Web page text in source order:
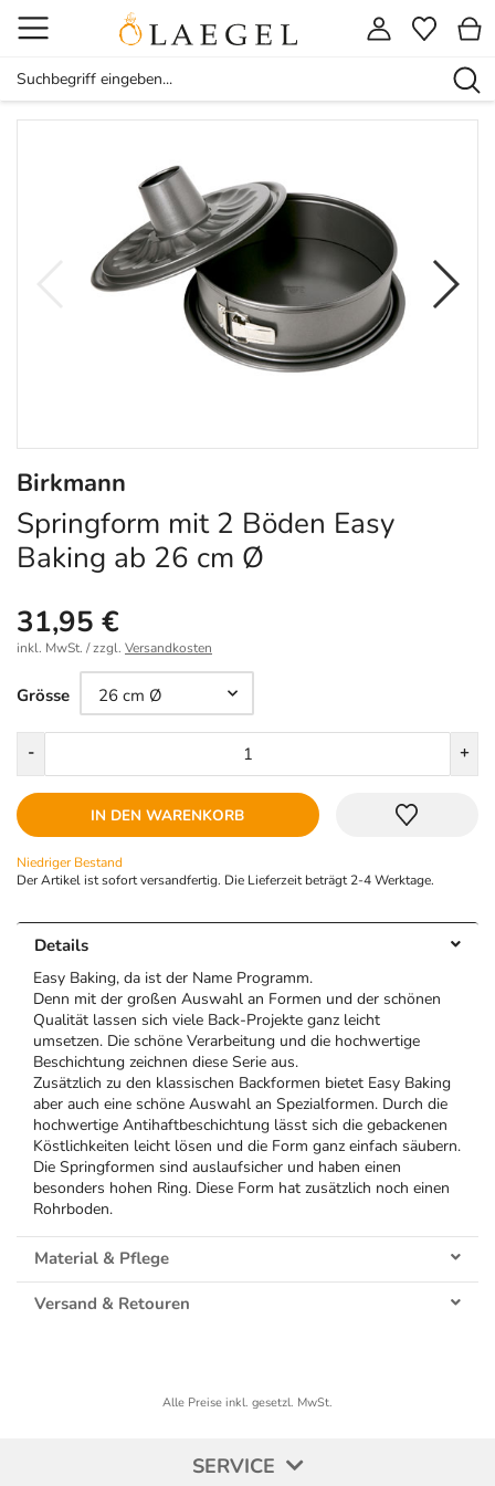
Birkmann
Springform mit 2 Böden Easy
Baking ab 26 cm Ø
31,95 €
inkl. MwSt. / zzgl. Versandkosten
Grösse
- +
IN DEN WARENKORB
Niedriger Bestand
Der Artikel ist sofort versandfertig. Die Lieferzeit beträgt 2-4 Werktage.
Details
Easy Baking, da ist der Name Programm.
Denn mit der großen Auswahl an Formen und der schönen
Qualität lassen sich viele Back-Projekte ganz leicht
umsetzen. Die schöne Verarbeitung und die hochwertige
Beschichtung zeichnen diese Serie aus.
Zusätzlich zu den klassischen Backformen bietet Easy Baking
aber auch eine schöne Auswahl an Spezialformen. Durch die
hochwertige Antihaftbeschichtung lässt sich die gebackenen
Köstlichkeiten leicht lösen und die Form ganz einfach säubern.
Die Springformen sind auslaufsicher und haben einen
besonders hohen Ring. Diese Form hat zusätzlich noch einen
Rohrboden.
Material & Pflege
Versand & Retouren
Alle Preise inkl. gesetzl. MwSt.
SERVICE